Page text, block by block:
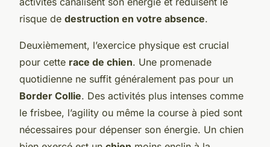
risque de destruction en votre absence.
Deuxièmement, l’exercice physique est crucial
pour cette race de chien. Une promenade
quotidienne ne suffit généralement pas pour un
Border Collie. Des activités plus intenses comme
le frisbee, l’agility ou même la course à pied sont
nécessaires pour dépenser son énergie. Un chien